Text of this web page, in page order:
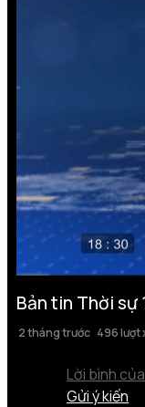
Bản tin Thời sự
2 tháng trước 496 lượt
Lời bình
Gửi ý kiến